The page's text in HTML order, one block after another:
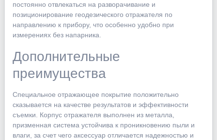
постоянно отвлекаться на разворачивание и
позиционирование геодезического отражателя по
направлению к прибору, что особенно удобно при
измерениях без напарника.
Дополнительные
преимущества
Специальное отражающее покрытие положительно
сказывается на качестве результатов и эффективности
съемки. Корпус отражателя выполнен из металла,
призменная система устойчива к проникновению пыли и
влаги, за счет чего аксессуар отличается надежностью и